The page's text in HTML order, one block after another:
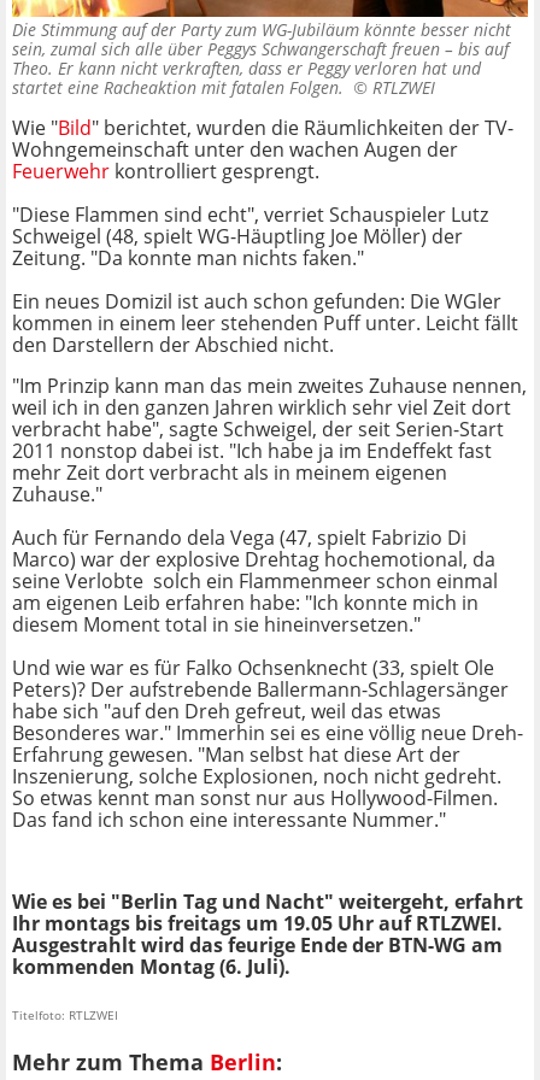
Die Stimmung auf der Party zum WG-Jubiläum könnte besser nicht
sein, zumal sich alle über Peggys Schwangerschaft freuen – bis auf
Theo. Er kann nicht verkraften, dass er Peggy verloren hat und
startet eine Racheaktion mit fatalen Folgen. © RTLZWEI
Wie "Bild" berichtet, wurden die Räumlichkeiten der TV-
Wohngemeinschaft unter den wachen Augen der
Feuerwehr kontrolliert gesprengt.
"Diese Flammen sind echt", verriet Schauspieler Lutz
Schweigel (48, spielt WG-Häuptling Joe Möller) der
Zeitung. "Da konnte man nichts faken."
Ein neues Domizil ist auch schon gefunden: Die WGler
kommen in einem leer stehenden Puff unter. Leicht fällt
den Darstellern der Abschied nicht.
"Im Prinzip kann man das mein zweites Zuhause nennen,
weil ich in den ganzen Jahren wirklich sehr viel Zeit dort
verbracht habe", sagte Schweigel, der seit Serien-Start
2011 nonstop dabei ist. "Ich habe ja im Endeffekt fast
mehr Zeit dort verbracht als in meinem eigenen
Zuhause."
Auch für Fernando dela Vega (47, spielt Fabrizio Di
Marco) war der explosive Drehtag hochemotional, da
seine Verlobte solch ein Flammenmeer schon einmal
am eigenen Leib erfahren habe: "Ich konnte mich in
diesem Moment total in sie hineinversetzen."
Und wie war es für Falko Ochsenknecht (33, spielt Ole
Peters)? Der aufstrebende Ballermann-Schlagersänger
habe sich "auf den Dreh gefreut, weil das etwas
Besonderes war." Immerhin sei es eine völlig neue Dreh-
Erfahrung gewesen. "Man selbst hat diese Art der
Inszenierung, solche Explosionen, noch nicht gedreht.
So etwas kennt man sonst nur aus Hollywood-Filmen.
Das fand ich schon eine interessante Nummer."
Wie es bei "Berlin Tag und Nacht" weitergeht, erfahrt
Ihr montags bis freitags um 19.05 Uhr auf RTLZWEI.
Ausgestrahlt wird das feurige Ende der BTN-WG am
kommenden Montag (6. Juli).
Titelfoto: RTLZWEI
Mehr zum Thema Berlin: